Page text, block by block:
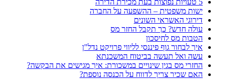
5 טעויות נפוצות בעת מכירת הדירה
ישות משפטית – ההשפעה על החברה
דירוגי האשראי השונים
עולה חדש? כך תקבל החזר מס
הטבות מס לחיסכון
איך לבחור גוף פיננסי לליווי פרויקט נדל"ן
עשה ואל תעשה בביטוח המשכנתא
החזרי מס בגין שינויים במשכורת: איך מגישים את הבקשה?
האם שכיר צריך לדווח על הכנסה נוספת?